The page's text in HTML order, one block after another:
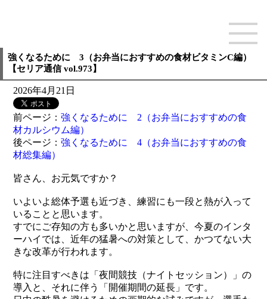
強くなるために 3（お弁当におすすめの食材ビタミンC編）
【セリア通信 vol.973】
2026年4月21日
前ページ：強くなるために 2（お弁当におすすめの食
材カルシウム編）
後ページ：強くなるために 4（お弁当におすすめの食
材総集編）
皆さん、お元気ですか？
いよいよ総体予選も近づき、練習にも一段と熱が入って
いることと思います。
すでにご存知の方も多いかと思いますが、今夏のインタ
ーハイでは、近年の猛暑への対策として、かつてない大
きな改革が行われます。
特に注目すべきは「夜間競技（ナイトセッション）」の
導入と、それに伴う「開催期間の延長」です。